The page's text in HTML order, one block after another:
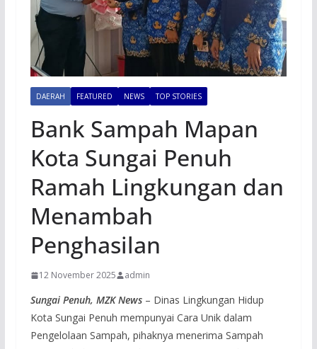
DAERAH FEATURED NEWS TOP STORIES
Bank Sampah Mapan
Kota Sungai Penuh
Ramah Lingkungan dan
Menambah
Penghasilan
12 November 2025 admin
Sungai Penuh, MZK News– Dinas Lingkungan Hidup
Kota Sungai Penuh mempunyai Cara Unik dalam
Pengelolaan Sampah, pihaknya menerima Sampah